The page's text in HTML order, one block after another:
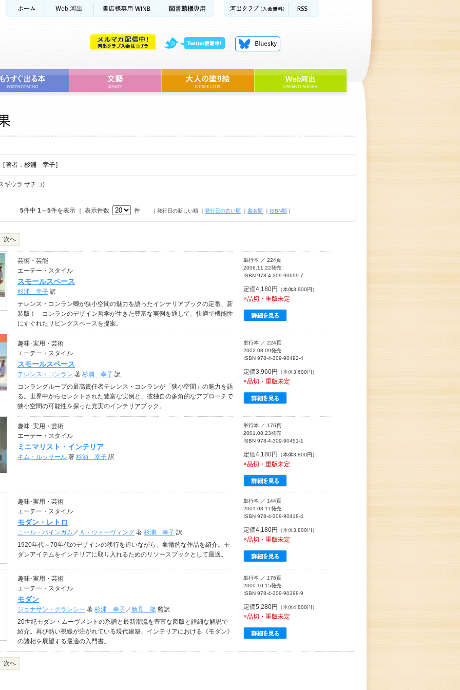
[ 著者： 杉浦 幸子]
ギウラ サチコ)
5件中 1～5件を表示 ｜ 表示件数 件 ｜発行日の新しい順 ｜ 発行日の古い順 ｜ 書名順 ｜ ISBN順 ｜
次へ
芸術・芸能
エーテー・スタイル
スモールスペース
杉浦 幸子 訳
テレンス・コンラン卿が狭小空間の魅力を語ったインテリアブックの定番、新
装版！ コンランのデザイン哲学が生きた豊富な実例を通して、快適で機能性
にすぐれたリビングスペースを提案。
単行本 ／ 224頁
2006.11.22発売
ISBN 978-4-309-90699-7
定価4,180円 （本体3,800円）
×品切・重版未定
趣味･実用・芸術
エーテー・スタイル
スモールスペース
テレンス・コンラン 著 杉浦 幸子 訳
コンラングループの最高責任者テレンス・コンランが「狭小空間」の魅力を語
る。世界中からセレクトされた豊富な実例と、彼独自の多角的なアプローチで
狭小空間の可能性を探った充実のインテリアブック。
単行本 ／ 224頁
2002.08.09発売
ISBN 978-4-309-90492-4
定価3,960円 （本体3,600円）
×品切・重版未定
趣味･実用・芸術
エーテー・スタイル
ミニマリスト・インテリア
キム・ルッサール 著 杉浦 幸子 訳
単行本 ／ 176頁
2001.08.23発売
ISBN 978-4-309-90451-1
定価4,180円 （本体3,800円）
×品切・重版未定
趣味･実用・芸術
エーテー・スタイル
モダン・レトロ
ニール・バインガム ／ Ａ・ウィーヴィング 著 杉浦 幸子 訳
1920年代～70年代のデザインの移行を追いながら、象徴的な作品を紹介。モ
ダンアイテムをインテリアに取り入れるためのリソースブックとして最適。
単行本 ／ 144頁
2001.03.11発売
ISBN 978-4-309-90418-4
定価4,180円 （本体3,800円）
×品切・重版未定
趣味･実用・芸術
エーテー・スタイル
モダン
ジョナサン・グランシー 著 杉浦 幸子／新見 隆 監訳
20世紀モダン・ムーヴメントの系譜と最新潮流を豊富な図版と詳細な解説で
紹介。再び熱い視線が注がれている現代建築、インテリアにおける《モダン》
の諸相を展望する最適の入門書。
単行本 ／ 176頁
2000.10.15発売
ISBN 978-4-309-90398-9
定価5,280円 （本体4,800円）
×品切・重版未定
次へ